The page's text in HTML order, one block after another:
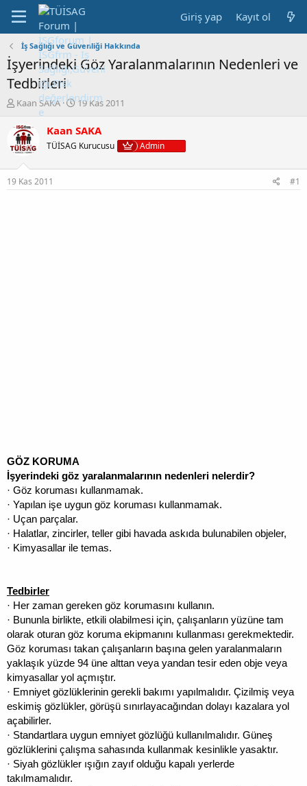
Giriş yap Kayıt ol
İş Sağlığı ve Güvenliği Hakkında
İşyerindeki Göz Yaralanmalarının Nedenleri ve
Tedbirleri
K
n
b
u
u
b
Kaan SAKA
B
ş
a
19 Kas 2011
Kaan SAKA
TÜİSAG Kurucusu Admin
19 Kas 2011 #1
GÖZ KORUMA
İşyerindeki göz yaralanmalarının nedenleri nelerdir?
· Göz koruması kullanmamak.
· Yapılan işe uygun göz koruması kullanmamak.
· Uçan parçalar.
· Halatlar, zincirler, teller gibi havada askıda bulunabilen objeler,
· Kimyasallar ile temas.
Tedbirler
· Her zaman gereken göz korumasını kullanın.
· Bununla birlikte, etkili olabilmesi için, çalışanların yüzüne tam
olarak oturan göz koruma ekipmanını kullanması gerekmektedir.
Göz koruması takan çalışanların başına gelen yaralanmaların
yaklaşık yüzde 94 üne alttan veya yandan tesir eden obje veya
kimyasallar yol açmıştır.
· Emniyet gözlüklerinin gerekli bakımı yapılmalıdır. Çizilmiş veya
eskimiş gözlükler, görüşü sınırlayacağından dolayı kazalara yol
açabilirler.
· Standartlara uygun emniyet gözlüğü kullanılmalıdır. Güneş
gözlüklerini çalışma sahasında kullanmak kesinlikle yasaktır.
· Siyah gözlükler ışığın zayıf olduğu kapalı yerlerde
takılmamalıdır.